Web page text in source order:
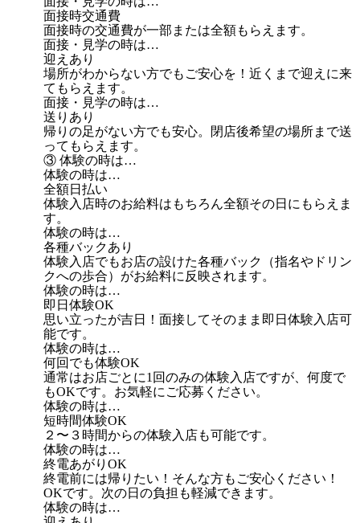
面接時交通費
面接時の交通費が一部または全額もらえます。
面接・見学の時は…
迎えあり
場所がわからない方でもご安心を！近くまで迎えに来
てもらえます。
面接・見学の時は…
送りあり
帰りの足がない方でも安心。閉店後希望の場所まで送
ってもらえます。
③ 体験の時は…
体験の時は…
全額日払い
体験入店時のお給料はもちろん全額その日にもらえま
す。
体験の時は…
各種バックあり
体験入店でもお店の設けた各種バック（指名やドリン
クへの歩合）がお給料に反映されます。
体験の時は…
即日体験OK
思い立ったが吉日！面接してそのまま即日体験入店可
能です。
体験の時は…
何回でも体験OK
通常はお店ごとに1回のみの体験入店ですが、何度で
もOKです。お気軽にご応募ください。
体験の時は…
短時間体験OK
２〜３時間からの体験入店も可能です。
体験の時は…
終電あがりOK
終電前には帰りたい！そんな方もご安心ください！
OKです。次の日の負担も軽減できます。
体験の時は…